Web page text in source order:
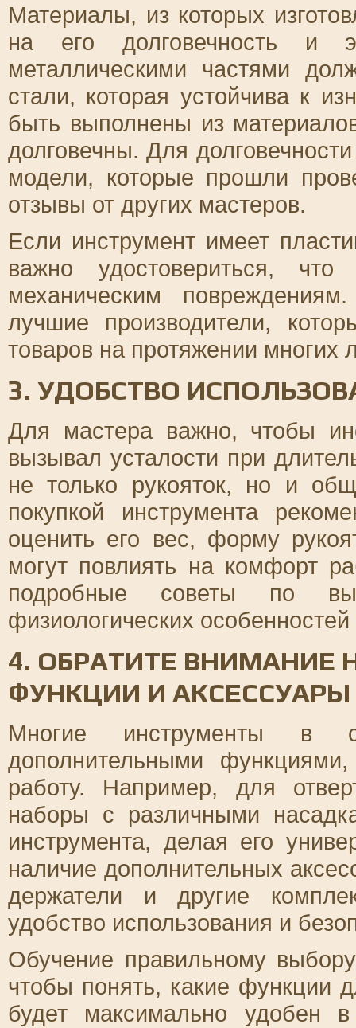
Материалы, из которых
на его долговечность и
металлическими частями
стали, которая устойчива к
быть выполнены из
долговечны. Для
модели, которые прошли
отзывы от других мастеров.
Если инструмент имеет
важно удостовериться,
механическим
лучшие производители,
товаров на протяжении многих
3. УДОБСТВО
Для мастера важно, чтобы
вызывал усталости при
не только рукояток, но и
покупкой инструмента
оценить его вес, форму
могут повлиять на комфорт
подробные советы по
физиологических
4. ОБРАТИТЕ
ФУНКЦИИ И АКСЕССУАРЫ
Многие инструменты в
дополнительными
работу. Например, для
наборы с различными
инструмента, делая его
наличие дополнительных
держатели и другие
удобство использования и
Обучение правильному
чтобы понять, какие функции
будет максимально удобен